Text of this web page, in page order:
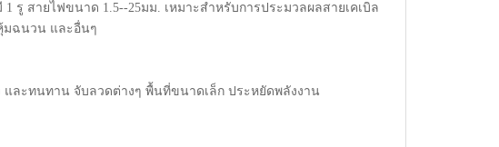
รู สายไฟขนาด 1.5--25มม. เหมาะสำหรับการประมวลผลสายเคเบิล
มฉนวน และอื่นๆ
และทนทาน จับลวดต่างๆ พื้นที่ขนาดเล็ก ประหยัดพลังงาน